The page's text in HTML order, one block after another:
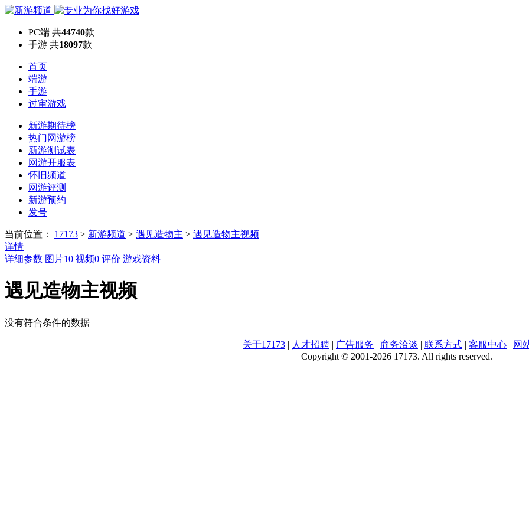
PC端 共44740款
手游 共18097款
首页
端游
手游
过审游戏
新游期待榜
热门网游榜
新游测试表
网游开服表
怀旧频道
网游评测
新游预约
发号
当前位置： 17173 > 新游频道 > 遇见造物主 > 遇见造物主视频
详情
详细参数 图片10 视频0 评价 游戏资料
遇见造物主视频
没有符合条件的数据
关于17173 | 人才招聘 | 广告服务 | 商务洽谈 | 联系方式 | 客服中心 | 网
Copyright © 2001-2026 17173. All rights reserved.